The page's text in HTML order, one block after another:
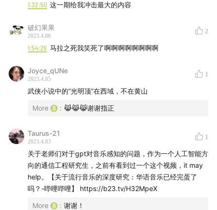
1:32:50 这一期给我冲击最大的内容
破幻果果
2023.4.06
2
1:54:26 马拉之死我笑死了啊啊啊啊啊啊啊啊
Joyce_qUNe
2023.4.05
1
武侠小说中的“光明顶”在西域，不在黄山
More : 😹😹😹谢谢指正
Taurus-21
2023.4.03
1
关于老师们对于gpt对音乐感知的问题，作为一个人工智能方
向的通信工程研究生，之前有看到过一个这个视频，it may
help。【关于流行音乐的深度研究：华语音乐已经完蛋了
吗？-哔哩哔哩】 https://b23.tv/H32MpeX
More : 谢谢！